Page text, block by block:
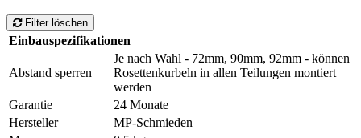
Filter löschen
Einbauspezifikationen
Abstand sperren
Je nach Wahl - 72mm, 90mm, 92mm - können
Rosettenkurbeln in allen Teilungen montiert
werden
Garantie
24 Monate
Hersteller
MP-Schmieden